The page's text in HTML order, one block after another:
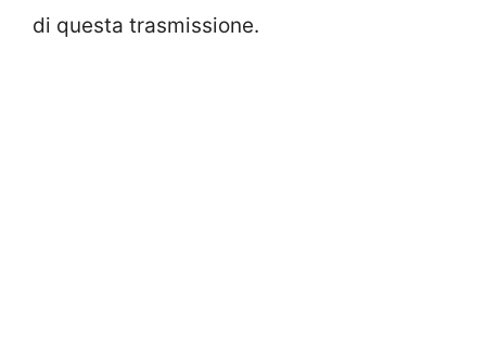
di questa trasmissione.